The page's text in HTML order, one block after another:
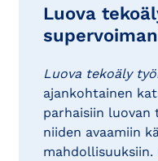
Luova
Luova tekoäly
ajankohtainen
parhaisiin luovan
niiden avaamiin
mahdollisuuksiin.